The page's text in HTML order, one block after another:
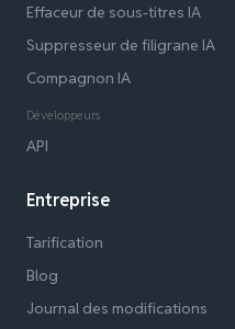
Effaceur de sous-titres IA
Suppresseur de filigrane IA
Compagnon IA
Développeurs
API
Entreprise
Tarification
Blog
Journal des modifications